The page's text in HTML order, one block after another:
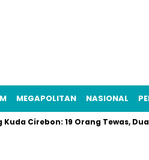
MEGAPOLITAN NASIONAL
19 Orang Tewas, Dua